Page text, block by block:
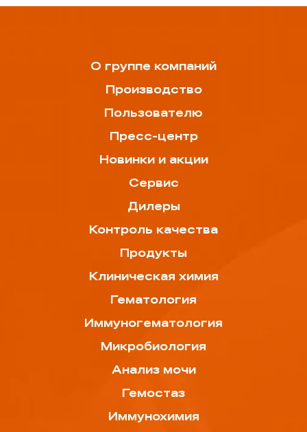
О группе компаний
Производство
Пользователю
Пресс-центр
Новинки и акции
Сервис
Дилеры
Контроль качества
Продукты
Клиническая химия
Гематология
Иммуногематология
Микробиология
Анализ мочи
Гемостаз
Иммунохимия